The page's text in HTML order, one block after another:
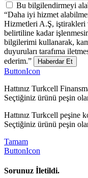
Bu bilgilendirmeyi
“Daha iyi hizmet
Hizmetleri A.Ş, iştirakleri
belirtiline kadar
bilgilerimi kullanarak,
duyuruları tarafıma
ederim.”
Haberdar Et
ButtonIcon
Hattınız Turkcell
Seçtiğiniz ürünü peşin
Hattınız Turkcell peşine
Seçtiğiniz ürünü peşin
Tamam
ButtonIcon
Sorunuz İletildi.